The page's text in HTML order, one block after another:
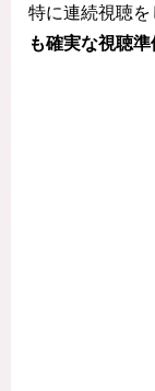
特に連続視聴を
も確実な視聴準